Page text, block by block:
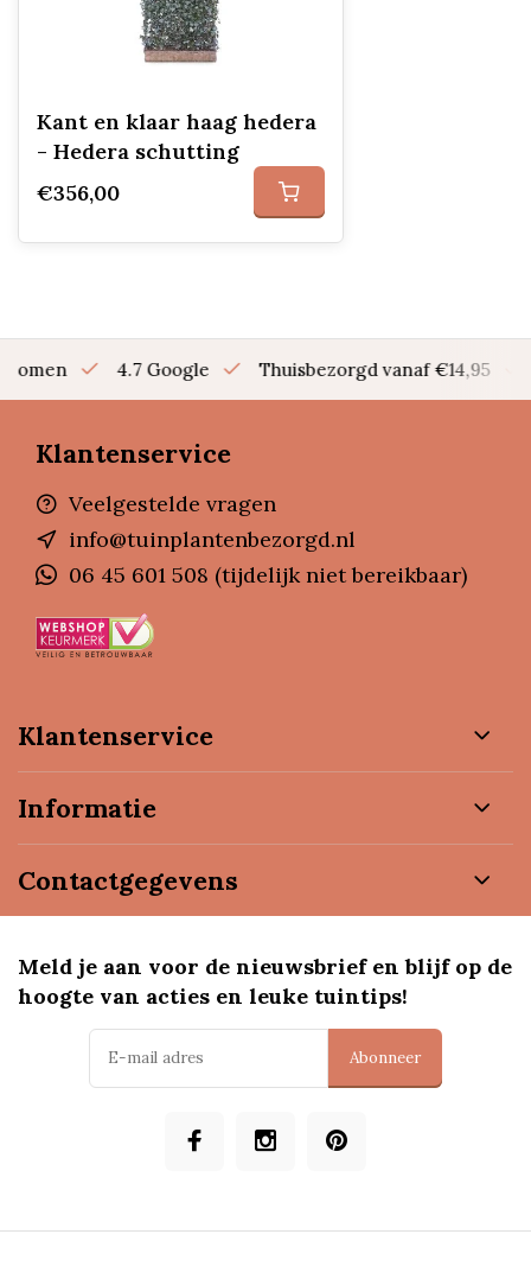
Kant en klaar haag hedera
- Hedera schutting
€356,00
bomen 4.7 Google Thuisbezorgd vanaf €14,95
Klantenservice
Veelgestelde vragen
info@tuinplantenbezorgd.nl
06 45 601 508 (tijdelijk niet bereikbaar)
Klantenservice
Informatie
Contactgegevens
Meld je aan voor de nieuwsbrief en blijf op de
hoogte van acties en leuke tuintips!
Abonneer